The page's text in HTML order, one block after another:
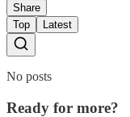
Share
Top
Latest
No posts
Ready for more?